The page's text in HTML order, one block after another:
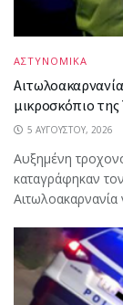
ΑΣΤΥΝΟΜΙΚΑ
μικροσκόπιο της
5 ΑΥΓΟΎΣΤΟΥ, 2026
Αυξημένη
καταγράφηκαν
Αιτωλοακαρνανία